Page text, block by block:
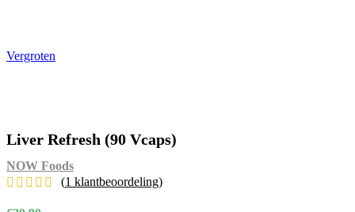
Vergroten
Liver Refresh (90 Vcaps)
NOW Foods
(1 klantbeoordeling)